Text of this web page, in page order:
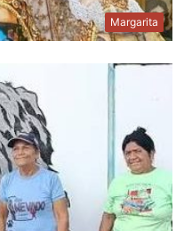
Margarita